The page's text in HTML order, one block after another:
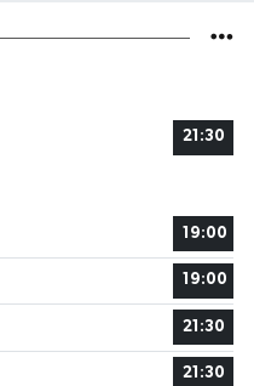
21:30
19:00
19:00
21:30
21:30